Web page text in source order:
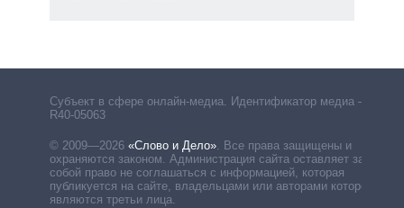
Субъект в сфере онлайн-медиа. Идентификатор медиа –
R40-05063
© 2009—2026 «Слово и Дело». Все права защищены и
охраняются законом. Администрация сайта оставляет за
собой право не соглашаться с информацией, которая
публикуется на сайте, владельцами или авторами которой
являются третьи лица.